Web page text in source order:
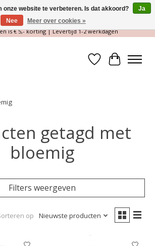
Edelstenen & Spirituele winkel | Gratis verzending >
is € 5,- korting | Levertijd 1-2 werkdagen
Verlanglijst
getagd met
bloemig
Filters weergeven
op Nieuwste producten
onze website te verbeteren. Is dat akkoord?
Ja
Nee
Meer over cookies »